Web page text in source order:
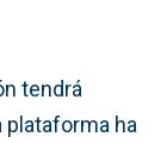
tendrá
plataforma ha